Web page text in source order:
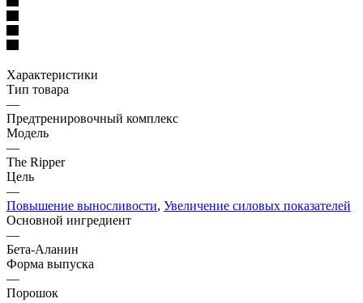
Характеристики
Тип товара
—
Предтренировочный комплекс
Модель
—
The Ripper
Цель
—
Повышение выносливости, Увеличение силовых показателей
Основной ингредиент
—
Бета-Аланин
Форма выпуска
—
Порошок